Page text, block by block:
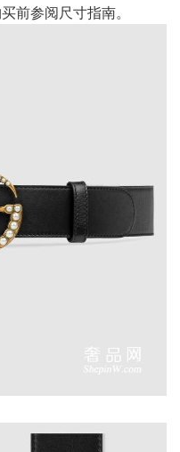
前参阅尺寸指南。